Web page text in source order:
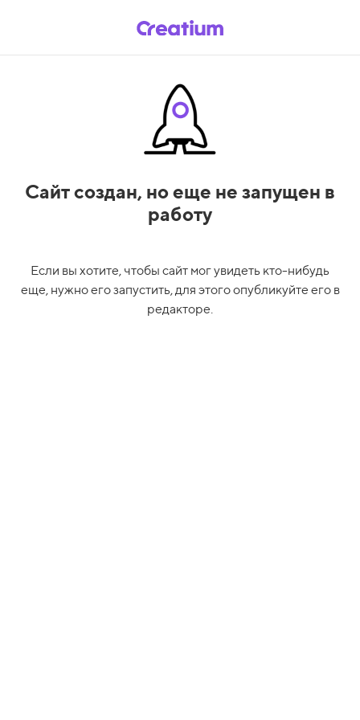
Сайт создан, но еще не запущен в
работу
Если вы хотите, чтобы сайт мог увидеть кто-нибудь
еще, нужно его запустить, для этого опубликуйте его в
редакторе.